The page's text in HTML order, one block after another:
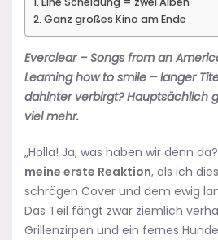
Ganz großes Kino am Ende
Everclear – Songs from an
Learning how to smile – langer
dahinter verbirgt? Hauptsächlich
viel mehr.
„Holla! Ja, was haben wir denn
meine erste Reaktion, als ich
schrägen Cover und dem ewig
Das Teil fängt zwar ziemlich
Grillenzirpen und ein fernes